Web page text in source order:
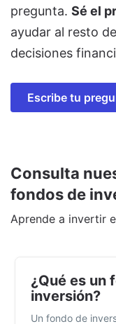
pregunta. Sé el
ayudar al resto
decisiones
Escribe tu
Consulta
fondos de
Aprende a invertir
¿Qué es un
inversión?
Un fondo de